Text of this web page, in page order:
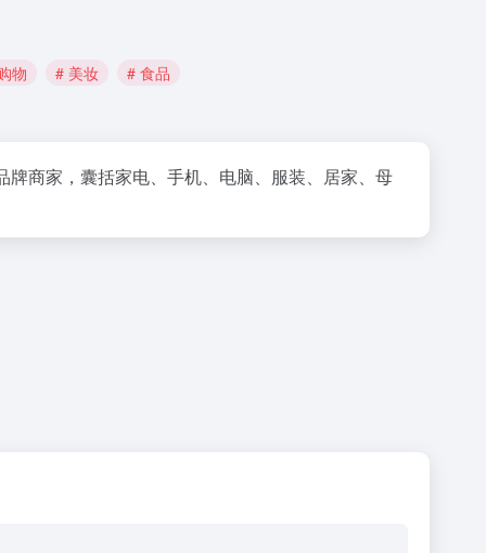
物 # 美妆 # 食品
商家，囊括家电、手机、电脑、服装、居家、母